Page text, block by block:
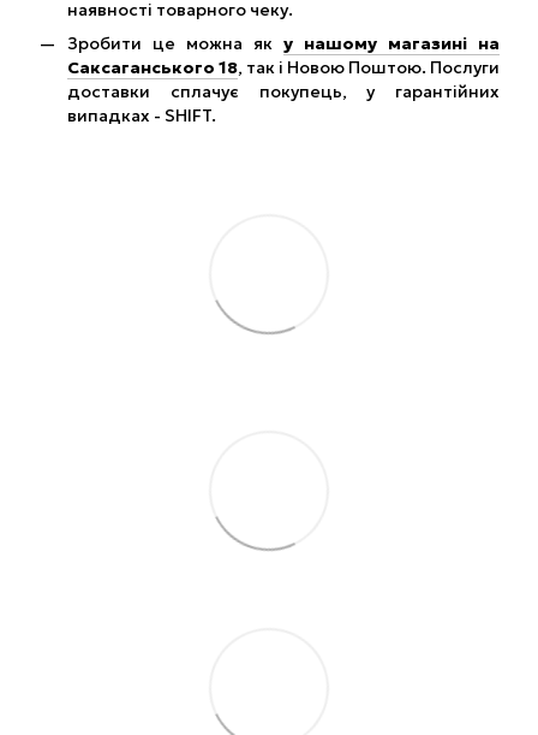
наявності товарного чеку.
Зробити це можна як у нашому магазині на
Саксаганського 18, так і Новою Поштою. Послуги
доставки сплачує покупець, у гарантійних
випадках - SHIFT.